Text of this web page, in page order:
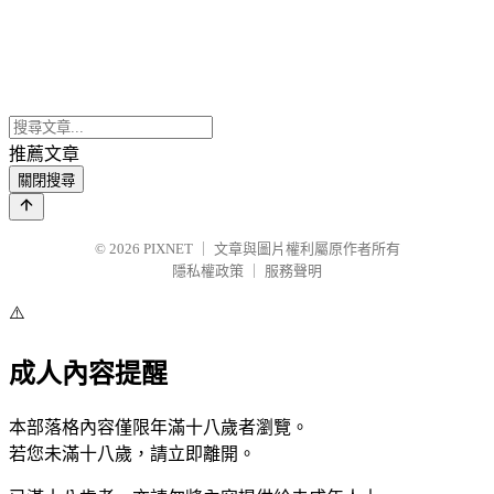
推薦文章
關閉搜尋
© 2026 PIXNET
文章與圖片權利屬原作者所有
隱私權政策
服務聲明
⚠️
成人內容提醒
本部落格內容僅限年滿十八歲者瀏覽。
若您未滿十八歲，請立即離開。